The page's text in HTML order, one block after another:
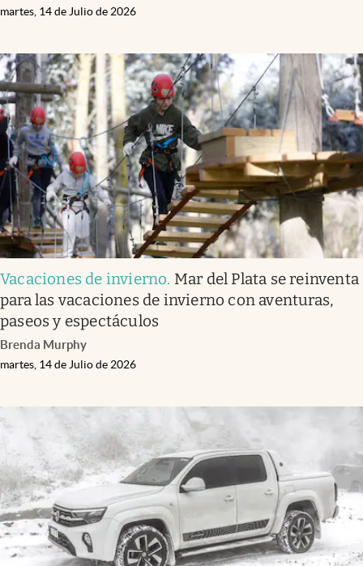
martes, 14 de Julio de 2026
Vacaciones de invierno. Mar del Plata se reinventa
para las vacaciones de invierno con aventuras,
paseos y espectáculos
Brenda Murphy
martes, 14 de Julio de 2026